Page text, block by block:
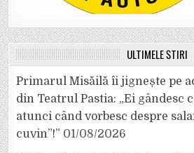
ULTIMELE ȘTIRI
Primarul Misăilă îi jignește pe
din Teatrul Pastia: „Ei gândesc
atunci când vorbesc despre
cuvin”!” 01/08/2026